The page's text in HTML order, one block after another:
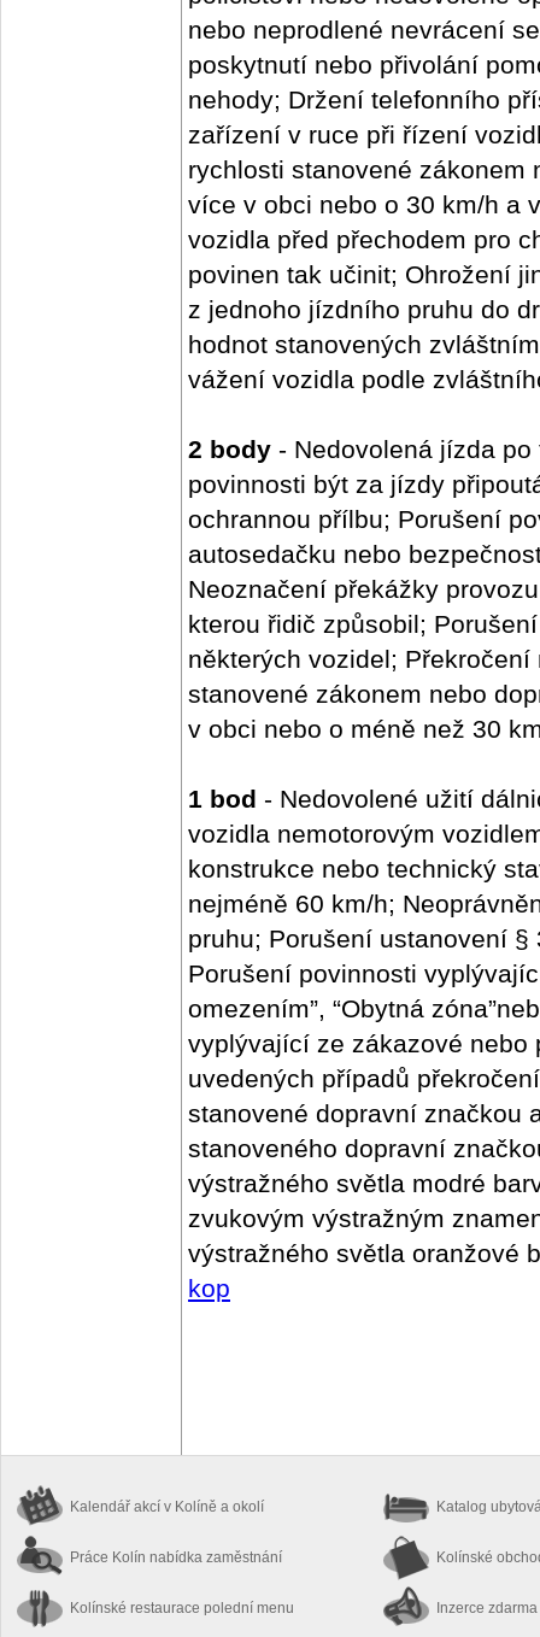
nebo neprodlené nevrácení
poskytnutí nebo přivolání
nehody; Držení telefonního
zařízení v ruce při řízení
rychlosti stanovené zákonem
více v obci nebo o 30 km/h a
vozidla před přechodem pro
povinen tak učinit; Ohrožení
z jednoho jízdního pruhu do
hodnot stanovených
vážení vozidla podle
2 body - Nedovolená jízda
povinnosti být za jízdy
ochrannou přílbu; Porušení
autosedačku nebo
Neoznačení překážky
kterou řidič způsobil;
některých vozidel;
stanovené zákonem nebo
v obci nebo o méně než 30
1 bod - Nedovolené užití
vozidla nemotorovým
konstrukce nebo technický
nejméně 60 km/h;
pruhu; Porušení ustanovení
Porušení povinnosti
omezením”, “Obytná
vyplývající ze zákazové nebo
uvedených případů
stanovené dopravní značkou
stanoveného dopravní
výstražného světla modré
zvukovým výstražným
výstražného světla oranžové
kop
Kalendář akcí v Kolíně a okolí
Práce Kolín nabídka zaměstnání
Kolínské restaurace polední menu
Katalog
Kolínské
Inzerce zdarma